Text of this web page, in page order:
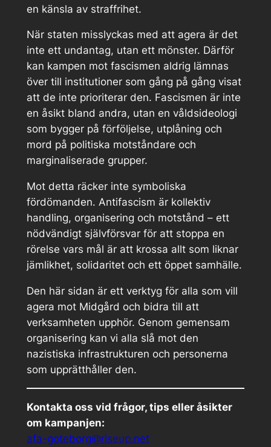
en känsla av straffrihet.
När staten misslyckas med att agera är det
inte ett undantag, utan ett mönster. Därför
kan kampen mot fascismen aldrig lämnas
över till institutioner som gång på gång visat
att de inte prioriterar den. Fascismen är inte
en åsikt bland andra, utan en våldsideologi
som bygger på förföljelse, utplåning och
mord på politiska motståndare och
marginaliserade grupper.
Mot detta räcker inte symboliska
fördömanden. Antifascism är kollektiv
handling, organisering och motstånd – ett
nödvändigt självförsvar för att stoppa en
rörelse vars mål är att krossa allt som liknar
jämlikhet, solidaritet och ett öppet samhälle.
Den här sidan är ett verktyg för alla som vill
agera mot Midgård och bidra till att
verksamheten upphör. Genom gemensam
organisering kan vi alla slå mot den
nazistiska infrastrukturen och personerna
som upprätthåller den.
Kontakta oss vid frågor, tips eller åsikter
om kampanjen:
afa-goteborg@riseup.net